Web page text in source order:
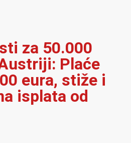
za 50.000
Plaće
eura, stiže i
isplata od